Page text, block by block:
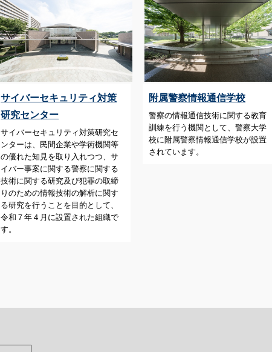
サイバーセキュリティ対策
研究センター
サイバーセキュリティ対策研究セ
ンターは、民間企業や学術機関等
の優れた知見を取り入れつつ、サ
イバー事案に関する警察に関する
技術に関する研究及び犯罪の取締
りのための情報技術の解析に関す
る研究を行うことを目的として、
令和７年４月に設置された組織で
す。
附属警察情報通信学校
警察の情報通信技術に関する教育
訓練を行う機関として、警察大学
校に附属警察情報通信学校が設置
されています。